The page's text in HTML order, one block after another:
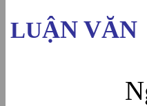
LUẬN VĂN
Ngày